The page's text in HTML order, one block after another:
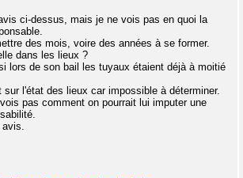
ci-dessus, mais je ne vois pas en quoi la
des mois, voire des années à se former.
dans les lieux ?
lors de son bail les tuyaux étaient déjà à moitié
l'état des lieux car impossible à déterminer.
pas comment on pourrait lui imputer une